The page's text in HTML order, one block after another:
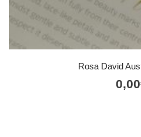
Rosa David
0,00